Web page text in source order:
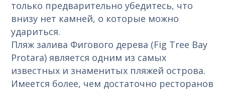
только предварительно убедитесь, что
внизу нет камней, о которые можно
удариться.
Пляж залива Фигового дерева (Fig Tree Bay
Protara) является одним из самых
известных и знаменитых пляжей острова.
Имеется более, чем достаточно ресторанов